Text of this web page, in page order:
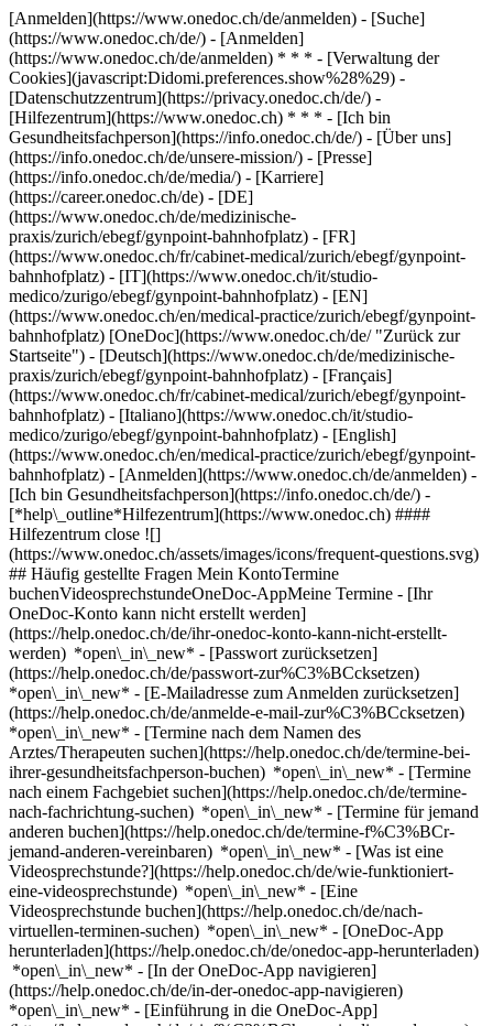
[Anmelden](https://www.onedoc.ch/de/anmelden) - [Suche]
(https://www.onedoc.ch/de/) - [Anmelden]
(https://www.onedoc.ch/de/anmelden) * * * - [Verwaltung der
Cookies](javascript:Didomi.preferences.show%28%29) -
[Datenschutzzentrum](https://privacy.onedoc.ch/de/) -
[Hilfezentrum](https://www.onedoc.ch) * * * - [Ich bin
Gesundheitsfachperson](https://info.onedoc.ch/de/) - [Über uns]
(https://info.onedoc.ch/de/unsere-mission/) - [Presse]
(https://info.onedoc.ch/de/media/) - [Karriere]
(https://career.onedoc.ch/de) - [DE]
(https://www.onedoc.ch/de/medizinische-
praxis/zurich/ebegf/gynpoint-bahnhofplatz) - [FR]
(https://www.onedoc.ch/fr/cabinet-medical/zurich/ebegf/gynpoint-
bahnhofplatz) - [IT](https://www.onedoc.ch/it/studio-
medico/zurigo/ebegf/gynpoint-bahnhofplatz) - [EN]
(https://www.onedoc.ch/en/medical-practice/zurich/ebegf/gynpoint-
bahnhofplatz) [OneDoc](https://www.onedoc.ch/de/ "Zurück zur
Startseite") - [Deutsch](https://www.onedoc.ch/de/medizinische-
praxis/zurich/ebegf/gynpoint-bahnhofplatz) - [Français]
(https://www.onedoc.ch/fr/cabinet-medical/zurich/ebegf/gynpoint-
bahnhofplatz) - [Italiano](https://www.onedoc.ch/it/studio-
medico/zurigo/ebegf/gynpoint-bahnhofplatz) - [English]
(https://www.onedoc.ch/en/medical-practice/zurich/ebegf/gynpoint-
bahnhofplatz) - [Anmelden](https://www.onedoc.ch/de/anmelden) -
[Ich bin Gesundheitsfachperson](https://info.onedoc.ch/de/) -
[*help\_outline*Hilfezentrum](https://www.onedoc.ch) ####
Hilfezentrum close ![]
(https://www.onedoc.ch/assets/images/icons/frequent-questions.svg)
## Häufig gestellte Fragen Mein KontoTermine
buchenVideosprechstundeOneDoc-AppMeine Termine - [Ihr
OneDoc-Konto kann nicht erstellt werden]
(https://help.onedoc.ch/de/ihr-onedoc-konto-kann-nicht-erstellt-
werden) *open\_in\_new* - [Passwort zurücksetzen]
(https://help.onedoc.ch/de/passwort-zur%C3%BCcksetzen)
*open\_in\_new* - [E-Mailadresse zum Anmelden zurücksetzen]
(https://help.onedoc.ch/de/anmelde-e-mail-zur%C3%BCcksetzen)
*open\_in\_new* - [Termine nach dem Namen des
Arztes/Therapeuten suchen](https://help.onedoc.ch/de/termine-bei-
ihrer-gesundheitsfachperson-buchen) *open\_in\_new* - [Termine
nach einem Fachgebiet suchen](https://help.onedoc.ch/de/termine-
nach-fachrichtung-suchen) *open\_in\_new* - [Termine für jemand
anderen buchen](https://help.onedoc.ch/de/termine-f%C3%BCr-
jemand-anderen-vereinbaren) *open\_in\_new* - [Was ist eine
Videosprechstunde?](https://help.onedoc.ch/de/wie-funktioniert-
eine-videosprechstunde) *open\_in\_new* - [Eine
Videosprechstunde buchen](https://help.onedoc.ch/de/nach-
virtuellen-terminen-suchen) *open\_in\_new* - [OneDoc-App
herunterladen](https://help.onedoc.ch/de/onedoc-app-herunterladen)
*open\_in\_new* - [In der OneDoc-App navigieren]
(https://help.onedoc.ch/de/in-der-onedoc-app-navigieren)
*open\_in\_new* - [Einführung in die OneDoc-App]